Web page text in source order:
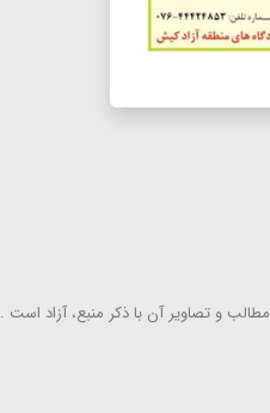
و تصاویر آن با ذكر منبع، آزاد است .